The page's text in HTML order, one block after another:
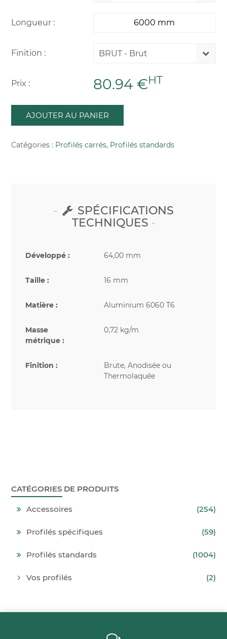
Longueur :
Finition : BRUT - Brut
Prix : 80.94 €HT
AJOUTER AU PANIER
Catégories : Profilés carrés, Profilés standards
SPÉCIFICATIONS
TECHNIQUES
Développé : 64,00 mm
Taille : 16 mm
Matière : Aluminium 6060 T6
Masse
métrique :
0,72 kg/m
Finition :
Brute, Anodisée ou
Thermolaquée
CATÉGORIES DE PRODUITS
Accessoires (254)
Profilés spécifiques (59)
Profilés standards (1004)
Vos profilés (2)